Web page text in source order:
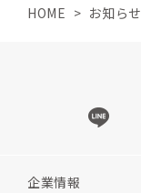
HOME > お知らせ
企業情報